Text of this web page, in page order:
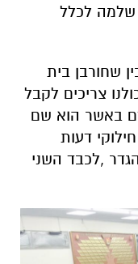
שלמה לכלל
שחורבן בית
צריכים לקבל
באשר הוא שם
דעות
,לכבד השני